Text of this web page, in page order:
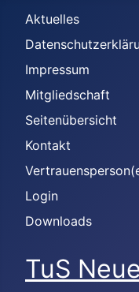
Aktuelles
Impressum
Mitgliedschaft
Seitenübersicht
Kontakt
Login
Downloads
TuS